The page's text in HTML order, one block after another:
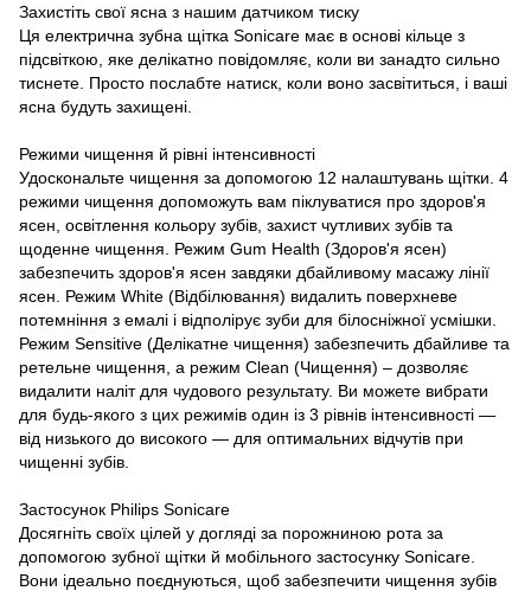
Захистіть свої ясна з нашим датчиком тиску
Ця електрична зубна щітка Sonicare має в основі кільце з
підсвіткою, яке делікатно повідомляє, коли ви занадто сильно
тиснете. Просто послабте натиск, коли воно засвітиться, і ваші
ясна будуть захищені.
Режими чищення й рівні інтенсивності
Удоскональте чищення за допомогою 12 налаштувань щітки. 4
режими чищення допоможуть вам піклуватися про здоров'я
ясен, освітлення кольору зубів, захист чутливих зубів та
щоденне чищення. Режим Gum Health (Здоров'я ясен)
забезпечить здоров'я ясен завдяки дбайливому масажу лінії
ясен. Режим White (Відбілювання) видалить поверхневе
потемніння з емалі і відполірує зуби для білосніжної усмішки.
Режим Sensitive (Делікатне чищення) забезпечить дбайливе та
ретельне чищення, а режим Clean (Чищення) – дозволяє
видалити наліт для чудового результату. Ви можете вибрати
для будь-якого з цих режимів один із 3 рівнів інтенсивності —
від низького до високого — для оптимальних відчутів при
чищенні зубів.
Застосунок Philips Sonicare
Досягніть своїх цілей у догляді за порожниною рота за
допомогою зубної щітки й мобільного застосунку Sonicare.
Вони ідеально поєднуються, щоб забезпечити чищення зубів